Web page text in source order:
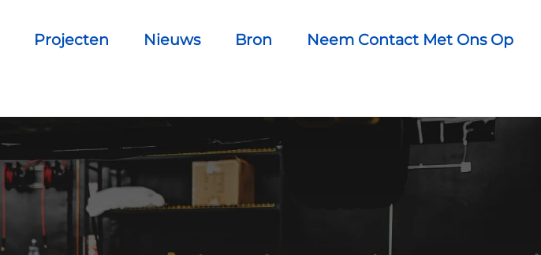
Projecten Nieuws Bron Neem Contact Met Ons Op